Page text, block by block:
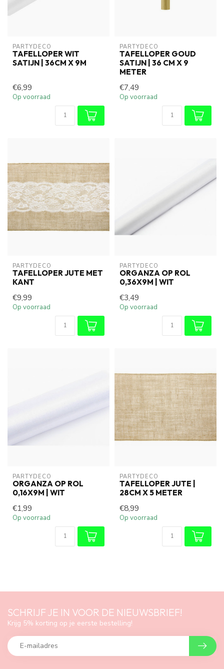
PARTYDECO
TAFELLOPER WIT
SATIJN | 36CM X 9M
€6,99
Op voorraad
PARTYDECO
TAFELLOPER GOUD
SATIJN | 36 CM X 9
METER
€7,49
Op voorraad
PARTYDECO
TAFELLOPER JUTE MET
KANT
€9,99
Op voorraad
PARTYDECO
ORGANZA OP ROL
0,36X9M | WIT
€3,49
Op voorraad
PARTYDECO
ORGANZA OP ROL
0,16X9M | WIT
€1,99
Op voorraad
PARTYDECO
TAFELLOPER JUTE |
28CM X 5 METER
€8,99
Op voorraad
SCHRIJF JE IN VOOR DE NIEUWSBRIEF!
Krijg 5% korting op je eerste bestelling!